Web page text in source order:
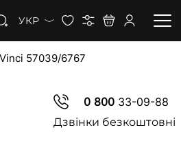
УКР
57039/6767
0 80033-09-88
Дзвінки безкоштовні